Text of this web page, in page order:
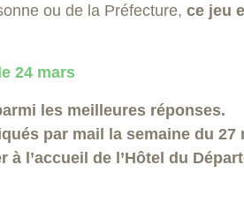
ou de la Préfecture, ce jeu
24 mars
les meilleures réponses.
par mail la semaine du 27
à l’accueil de l’Hôtel du